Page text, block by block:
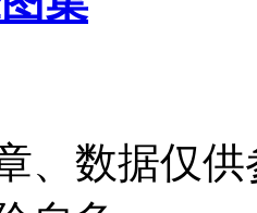
、数据仅